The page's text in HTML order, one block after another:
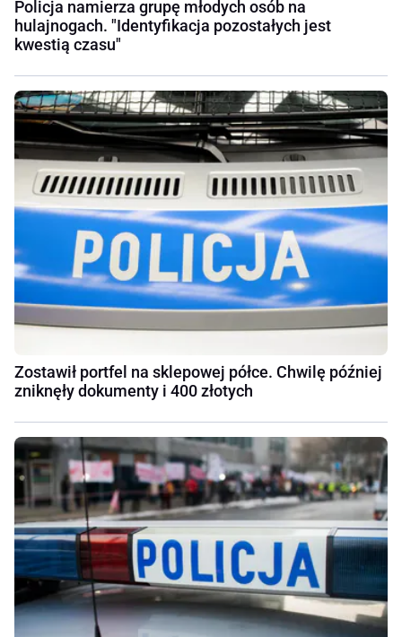
Policja namierza grupę młodych osób na
hulajnogach. "Identyfikacja pozostałych jest
kwestią czasu"
Zostawił portfel na sklepowej półce. Chwilę później
zniknęły dokumenty i 400 złotych